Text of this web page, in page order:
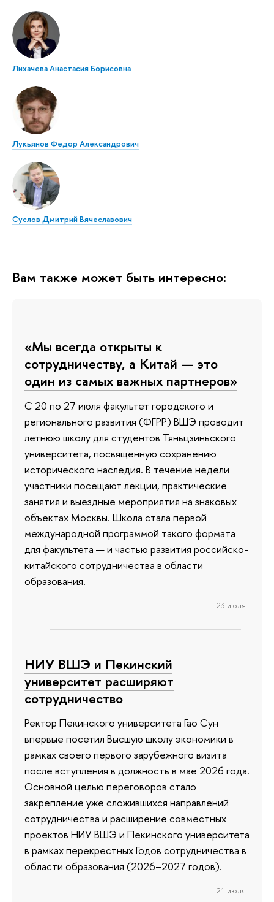
Лихачева Анастасия Борисовна
Лукьянов Федор Александрович
Суслов Дмитрий Вячеславович
Вам также может быть интересно:
«Мы всегда открыты к
сотрудничеству, а Китай — это
один из самых важных партнеров»
С 20 по 27 июля факультет городского и
регионального развития (ФГРР) ВШЭ проводит
летнюю школу для студентов Тяньцзиньского
университета, посвященную сохранению
исторического наследия. В течение недели
участники посещают лекции, практические
занятия и выездные мероприятия на знаковых
объектах Москвы. Школа стала первой
международной программой такого формата
для факультета — и частью развития российско-
китайского сотрудничества в области
образования.
23 июля
НИУ ВШЭ и Пекинский
университет расширяют
сотрудничество
Ректор Пекинского университета Гао Сун
впервые посетил Высшую школу экономики в
рамках своего первого зарубежного визита
после вступления в должность в мае 2026 года.
Основной целью переговоров стало
закрепление уже сложившихся направлений
сотрудничества и расширение совместных
проектов НИУ ВШЭ и Пекинского университета
в рамках перекрестных Годов сотрудничества в
области образования (2026–2027 годов).
21 июля